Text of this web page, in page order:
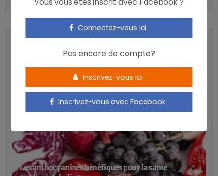
LATEST POSTS
Les anthocyanines bénéfiques pour la santé
Connectez-vous ici
Pas encore de compte?
Inscrivez-vous ici
Inscrivez-vous avec Facebook